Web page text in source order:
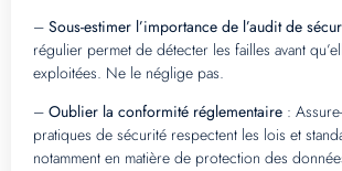
– Sous-estimer l’importance de l’audit de
régulier permet de détecter les failles avant
exploitées. Ne le néglige pas.
– Oublier la conformité réglementaire :
pratiques de sécurité respectent les lois et
notamment en matière de protection des